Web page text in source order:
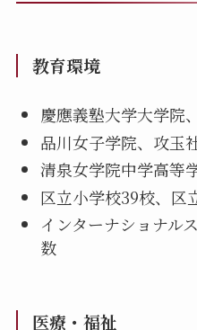
教育環境
慶應義塾大学大学院
品川女子学院、攻玉
清泉女学院中学高等
区立小学校39校、区
インターナショナル
数
医療・福祉